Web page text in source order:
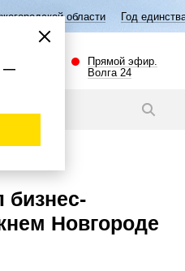
Год единства народов России
Прямой эфир.
Волга 24
бизнес-
Новгороде
—